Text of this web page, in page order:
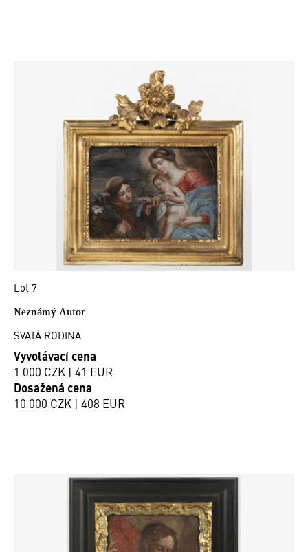
Lot 7
Neznámý Autor
SVATÁ RODINA
Vyvolávací cena
1 000 CZK | 41 EUR
Dosažená cena
10 000 CZK | 408 EUR